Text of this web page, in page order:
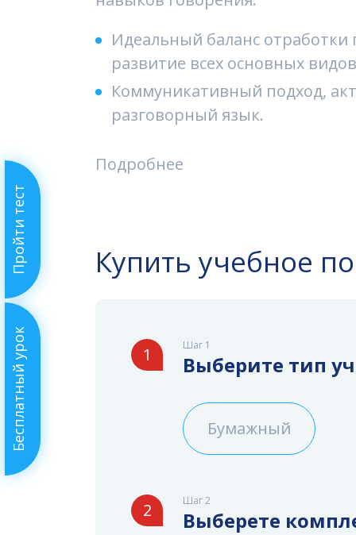
Бесплатный урок
Пройти тест
Идеальный баланс
развитие всех основных
Коммуникативный подход,
разговорный язык.
Подробнее
Купить учебное
Шаг 1
1 Выберите тип
Бумажный
Шаг 2
2 Выберете